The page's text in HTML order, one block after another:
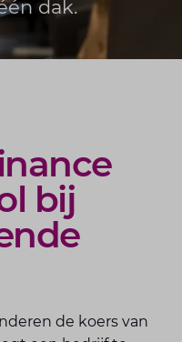
dak.
bij
de koers van